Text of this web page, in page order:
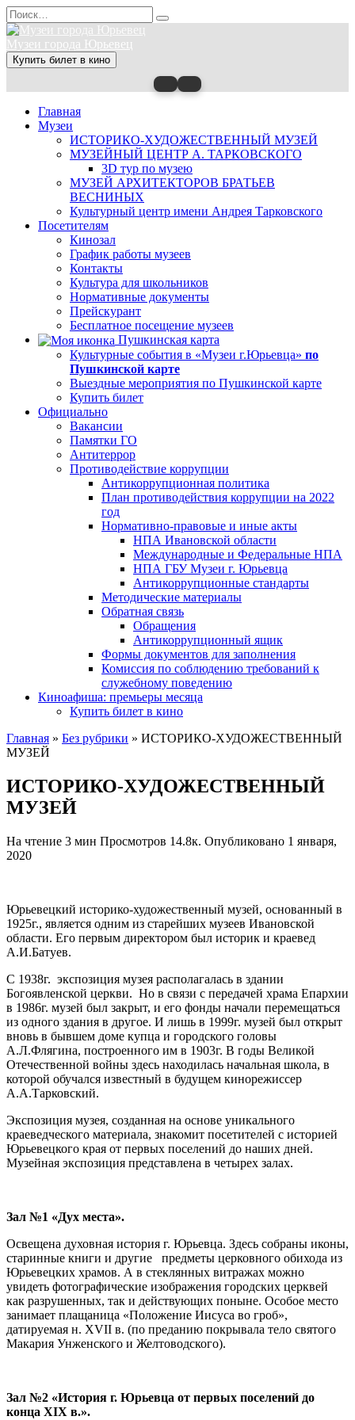
Перейти
к
содержанию
Search
for:
Музеи города Юрьевец
Купить билет в кино
Главная
Музеи
ИСТОРИКО-ХУДОЖЕСТВЕННЫЙ МУЗЕЙ
МУЗЕЙНЫЙ ЦЕНТР А. ТАРКОВСКОГО
3D тур по музею
МУЗЕЙ АРХИТЕКТОРОВ БРАТЬЕВ
ВЕСНИНЫХ
Культурный центр имени Андрея Тарковского
Посетителям
Кинозал
График работы музеев
Контакты
Культура для школьников
Нормативные документы
Прейскурант
Бесплатное посещение музеев
Пушкинская карта
Культурные события в «Музеи г.Юрьевца» по
Пушкинской карте
Выездные мероприятия по Пушкинской карте
Купить билет
Официально
Вакансии
Памятки ГО
Антитеррор
Противодействие коррупции
Антикоррупционная политика
План противодействия коррупции на 2022
год
Нормативно-правовые и иные акты
НПА Ивановской области
Международные и Федеральные НПА
НПА ГБУ Музеи г. Юрьевца
Антикоррупционные стандарты
Методические материалы
Обратная связь
Обращения
Антикоррупционный ящик
Формы документов для заполнения
Комиссия по соблюдению требований к
служебному поведению
Киноафиша: премьеры месяца
Купить билет в кино
Главная » Без рубрики » ИСТОРИКО-ХУДОЖЕСТВЕННЫЙ
МУЗЕЙ
ИСТОРИКО-ХУДОЖЕСТВЕННЫЙ
МУЗЕЙ
На чтение 3 мин Просмотров 14.8к. Опубликовано 1 января,
2020
Юрьевецкий историко-художественный музей, основанный в
1925г., является одним из старейших музеев Ивановской
области. Его первым директором был историк и краевед
А.И.Батуев.
С 1938г. экспозиция музея располагалась в здании
Богоявленской церкви. Но в связи с передачей храма Епархии
в 1986г. музей был закрыт, и его фонды начали перемещаться
из одного здания в другое. И лишь в 1999г. музей был открыт
вновь в бывшем доме купца и городского головы
А.Л.Флягина, построенного им в 1903г. В годы Великой
Отечественной войны здесь находилась начальная школа, в
которой обучался известный в будущем кинорежиссер
А.А.Тарковский.
Экспозиция музея, созданная на основе уникального
краеведческого материала, знакомит посетителей с историей
Юрьевецкого края от первых поселений до наших дней.
Музейная экспозиция представлена в четырех залах.
Зал №1 «Дух места».
Освещена духовная история г. Юрьевца. Здесь собраны иконы,
старинные книги и другие предметы церковного обихода из
Юрьевецких храмов. А в стеклянных витражах можно
увидеть фотографические изображения городских церквей
как разрушенных, так и действующих поныне. Особое место
занимает плащаница «Положение Иисуса во гроб»,
датируемая н. XVII в. (по преданию покрывала тело святого
Макария Унженского и Желтоводского).
Зал №2 «История г. Юрьевца от первых поселений до
конца XIX в.».